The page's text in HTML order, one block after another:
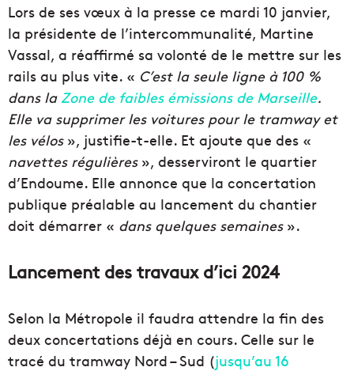
Lors de ses vœux à la presse ce mardi 10 janvier,
la présidente de l’intercommunalité, Martine
Vassal, a réaffirmé sa volonté de le mettre sur les
rails au plus vite. « C’est la seule ligne à 100 %
dans la Zone de faibles émissions de Marseille.
Elle va supprimer les voitures pour le tramway et
les vélos», justifie-t-elle. Et ajoute que des «
navettes régulières», desserviront le quartier
d’Endoume. Elle annonce que la concertation
publique préalable au lancement du chantier
doit démarrer « dans quelques semaines».
Lancement des travaux d’ici 2024
Selon la Métropole il faudra attendre la fin des
deux concertations déjà en cours. Celle sur le
tracé du tramway Nord – Sud (jusqu’au 16